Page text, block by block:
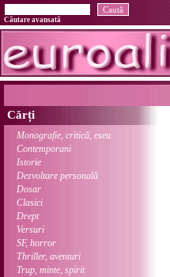
Căutare avansată
Cărți
Monografie, critică, eseu
Contemporani
Istorie
Dezvoltare personală
Dosar
Clasici
Drept
Versuri
SF, horror
Thriller, aventuri
Trup, minte, spirit